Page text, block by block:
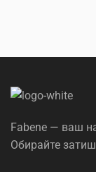
Fabene — ваш
Обирайте